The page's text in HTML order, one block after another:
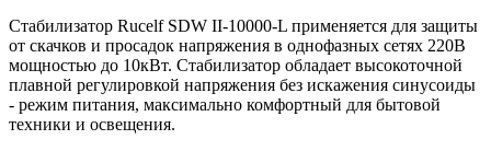
Стабилизатор Rucelf SDW II-10000-L применяется для защиты
от скачков и просадок напряжения в однофазных сетях 220В
мощностью до 10кВт. Стабилизатор обладает высокоточной
плавной регулировкой напряжения без искажения синусоиды
- режим питания, максимально комфортный для бытовой
техники и освещения.